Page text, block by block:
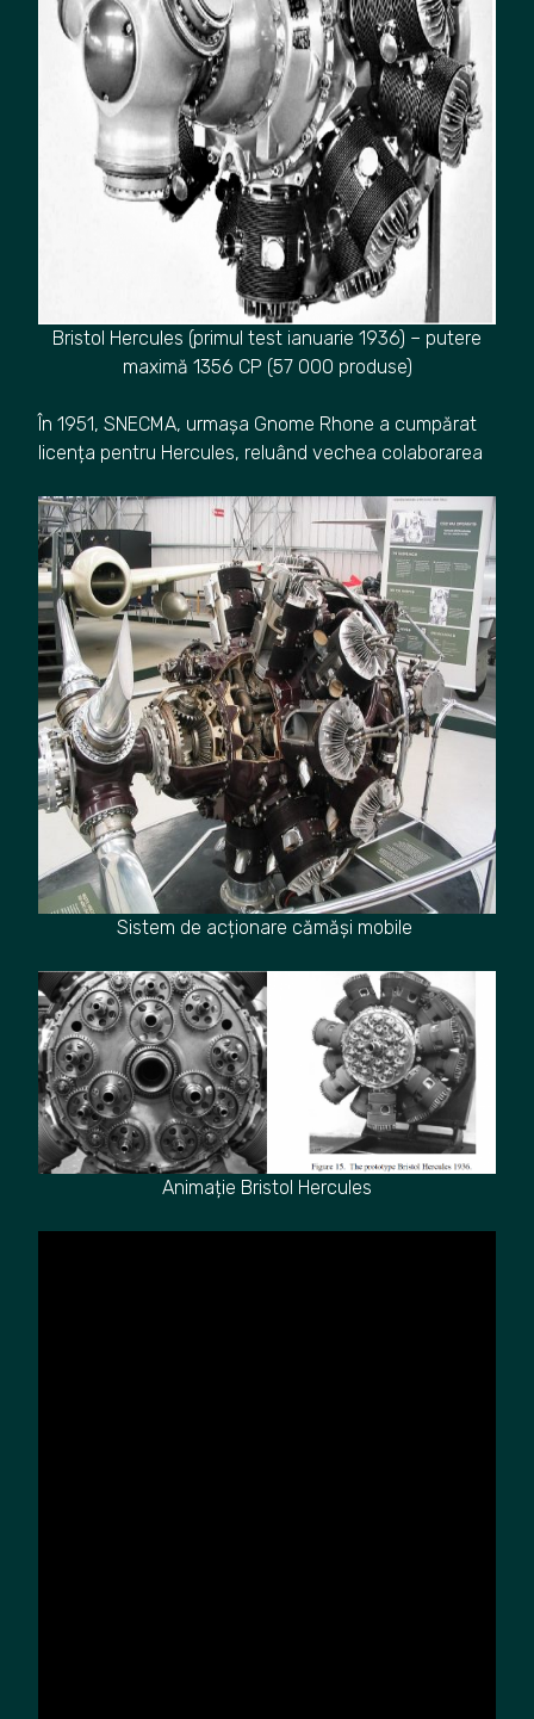
Bristol Hercules (primul test ianuarie 1936) – putere
maximă 1356 CP (57 000 produse)
În 1951, SNECMA, urmașa Gnome Rhone a cumpărat
licența pentru Hercules, reluând vechea colaborarea
Sistem de acționare cămăși mobile
Animație Bristol Hercules